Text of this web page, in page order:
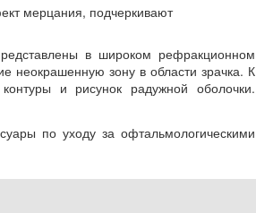
мерцания, подчеркивают
в широком рефракционном
неокрашенную зону в области зрачка. К
и рисунок радужной оболочки.
по уходу за офтальмологическими